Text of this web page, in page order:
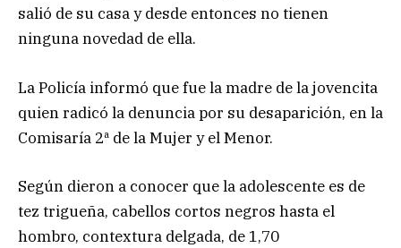
salió de su casa y desde entonces no tienen
ninguna novedad de ella.
La Policía informó que fue la madre de la jovencita
quien radicó la denuncia por su desaparición, en la
Comisaría 2ª de la Mujer y el Menor.
Según dieron a conocer que la adolescente es de
tez trigueña, cabellos cortos negros hasta el
hombro, contextura delgada, de 1,70